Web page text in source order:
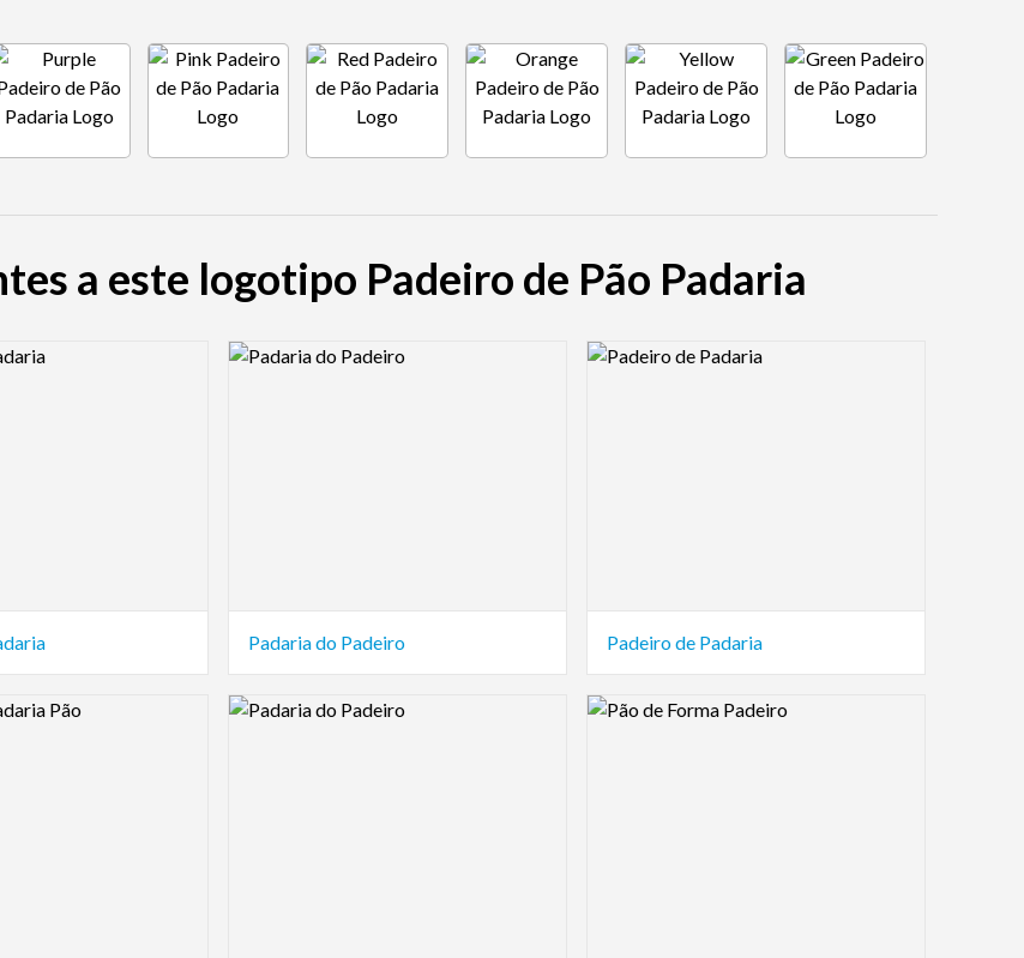
a este logotipo Padeiro de Pão Padaria
Logo Preview Image
Padaria do Padeiro
Logo Preview Image
Padeiro de Padaria
Logo Preview Image Logo Preview Image